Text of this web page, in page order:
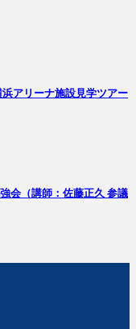
アリーナ施設見学ツアー
会（講師：佐藤正久 参議